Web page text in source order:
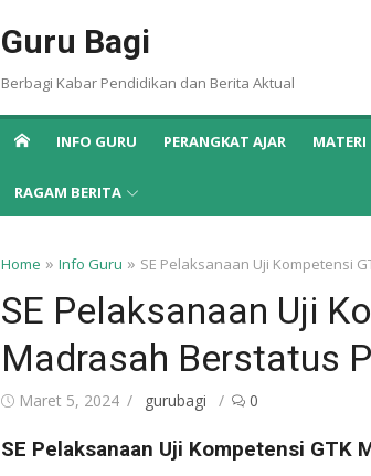
Guru Bagi
Berbagi Kabar Pendidikan dan Berita Aktual
INFO GURU PERANGKAT AJAR MATERI
RAGAM BERITA
Home » Info Guru » SE Pelaksanaan Uji Kompetensi
SE Pelaksanaan Uji
Madrasah Berstatus
Posted
Maret 5, 2024 Author
gurubagi 0
SE Pelaksanaan Uji Kompetensi GTK